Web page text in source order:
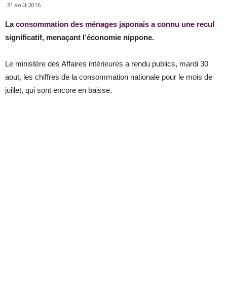
31 août 2016
Laconsommation des ménages japonais a connu une recul
significatif, menaçant l’économie nippone.
Le ministère des Affaires intérieures a rendu publics, mardi 30
aout, les chiffres de la consommation nationale pour le mois de
juillet, qui sont encore en baisse.